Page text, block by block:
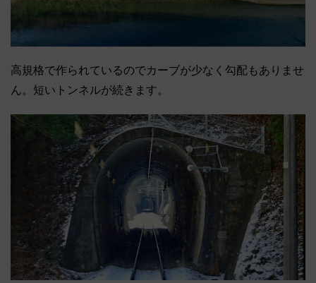
高規格で作られているのでカーブが少なく勾配もありませ
ん。短いトンネルが続きます。